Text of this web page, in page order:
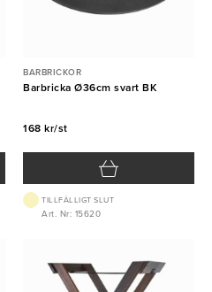
BARBRICKOR
Barbricka Ø36cm svart BK
168 kr/st
TILLFÄLLIGT SLUT
Art. Nr: 15620